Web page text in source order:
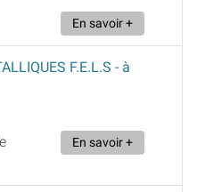
En savoir +
F.E.L.S - à
En savoir +